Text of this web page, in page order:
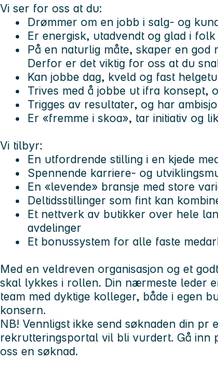
Vi ser for oss at du:
Drømmer om en jobb i salg- og
Er energisk, utadvendt og glad i folk
På en naturlig måte, skaper en god
Derfor er det viktig for oss at du
Kan jobbe dag, kveld og fast
Trives med å jobbe ut ifra konsept,
Trigges av resultater, og har
Er «fremme i skoa», tar initiativ og
Vi tilbyr:
En utfordrende stilling i en kjede
Spennende karriere- og
En «levende» bransje med store
Deltidsstillinger som fint kan
Et nettverk av butikker over hele
avdelinger
Et bonussystem for alle faste
Med en veldreven organisasjon og et
skal lykkes i rollen. Din nærmeste leder
team med dyktige kolleger, både i egen
konsern.
NB! Vennligst ikke send søknaden din pr
rekrutteringsportal vil bli vurdert. Gå inn
oss en søknad.